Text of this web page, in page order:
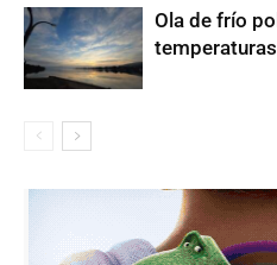
Ola de frío